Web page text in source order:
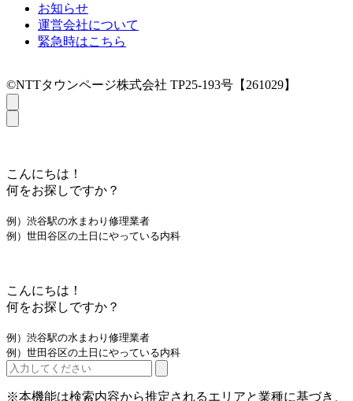
お知らせ
運営会社について
緊急時はこちら
©NTTタウンページ株式会社 TP25-193号【261029】
こんにちは！
何をお探しですか？
例）渋谷駅の水まわり修理業者
例）世田谷区の土日にやっている内科
こんにちは！
何をお探しですか？
例）渋谷駅の水まわり修理業者
例）世田谷区の土日にやっている内科
※本機能は検索内容から推定されるエリアと業種に基づき、